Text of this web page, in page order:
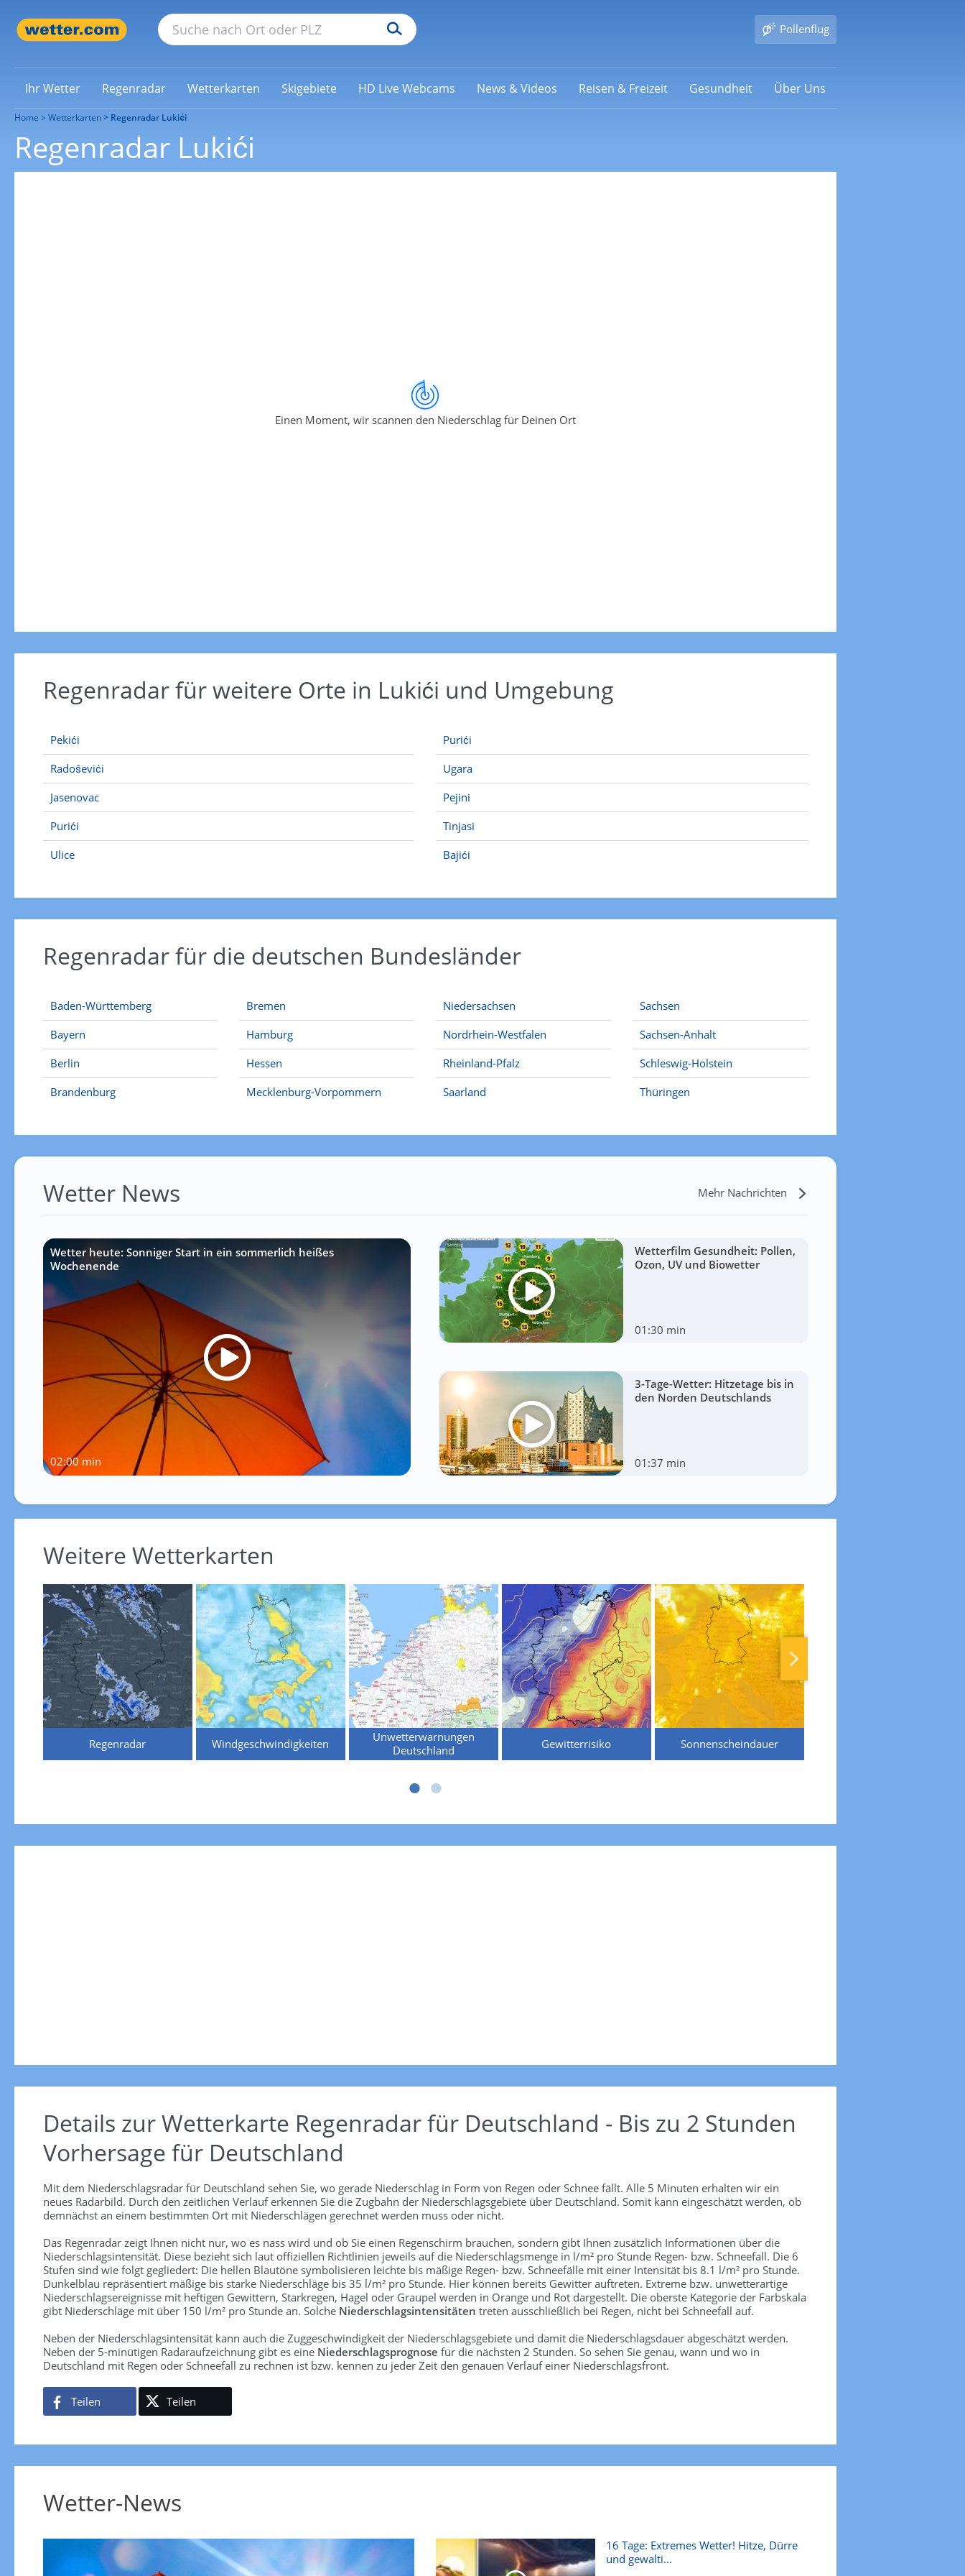
Pollenflug
Ihr Wetter Regenradar Wetterkarten Skigebiete HD Live Webcams News & Videos Reisen & Freizeit Gesundheit Über Uns
Home Wetterkarten Regenradar Lukići
Regenradar Lukići
Einen Moment, wir scannen den Niederschlag für Deinen Ort
Regenradar für weitere Orte in Lukići und Umgebung
Pekići
Radoševići
Jasenovac
Purići
Ulice
Purići
Ugara
Pejini
Tinjasi
Bajići
Regenradar für die deutschen Bundesländer
Baden-Württemberg
Bayern
Berlin
Brandenburg
Bremen
Hamburg
Hessen
Mecklenburg-Vorpommern
Niedersachsen
Nordrhein-Westfalen
Rheinland-Pfalz
Saarland
Sachsen
Sachsen-Anhalt
Schleswig-Holstein
Thüringen
Wetter News Mehr Nachrichten
Wetter heute: Sonniger Start in ein sommerlich heißes
Wochenende
02:00 min
Wetterfilm Gesundheit: Pollen,
Ozon, UV und Biowetter
01:30 min
3-Tage-Wetter: Hitzetage bis in
den Norden Deutschlands
01:37 min
Weitere Wetterkarten
Regenradar Windgeschwindigkeiten
Unwetterwarnungen
Deutschland
Gewitterrisiko Sonnenscheindauer
Details zur Wetterkarte Regenradar für Deutschland - Bis zu 2 Stunden
Vorhersage für Deutschland
Mit dem Niederschlagsradar für Deutschland sehen Sie, wo gerade Niederschlag in Form von Regen oder Schnee fällt. Alle 5 Minuten erhalten wir ein
neues Radarbild. Durch den zeitlichen Verlauf erkennen Sie die Zugbahn der Niederschlagsgebiete über Deutschland. Somit kann eingeschätzt werden, ob
demnächst an einem bestimmten Ort mit Niederschlägen gerechnet werden muss oder nicht.
Das Regenradar zeigt Ihnen nicht nur, wo es nass wird und ob Sie einen Regenschirm brauchen, sondern gibt Ihnen zusätzlich Informationen über die
Niederschlagsintensität. Diese bezieht sich laut offiziellen Richtlinien jeweils auf die Niederschlagsmenge in l/m² pro Stunde Regen- bzw. Schneefall. Die 6
Stufen sind wie folgt gegliedert: Die hellen Blautöne symbolisieren leichte bis mäßige Regen- bzw. Schneefälle mit einer Intensität bis 8.1 l/m² pro Stunde.
Dunkelblau repräsentiert mäßige bis starke Niederschläge bis 35 l/m² pro Stunde. Hier können bereits Gewitter auftreten. Extreme bzw. unwetterartige
Niederschlagsereignisse mit heftigen Gewittern, Starkregen, Hagel oder Graupel werden in Orange und Rot dargestellt. Die oberste Kategorie der Farbskala
gibt Niederschläge mit über 150 l/m² pro Stunde an. Solche Niederschlagsintensitäten treten ausschließlich bei Regen, nicht bei Schneefall auf.
Neben der Niederschlagsintensität kann auch die Zuggeschwindigkeit der Niederschlagsgebiete und damit die Niederschlagsdauer abgeschätzt werden.
Neben der 5-minütigen Radaraufzeichnung gibt es eine Niederschlagsprognose für die nächsten 2 Stunden. So sehen Sie genau, wann und wo in
Deutschland mit Regen oder Schneefall zu rechnen ist bzw. kennen zu jeder Zeit den genauen Verlauf einer Niederschlagsfront.
Teilen Teilen
Wetter-News
16 Tage: Extremes Wetter! Hitze, Dürre
und gewalti...